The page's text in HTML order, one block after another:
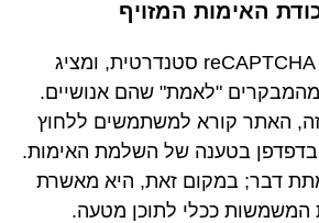
האימות המזויף
הדף מחקה בדיקת reCAPTCHA סטנדרטית, ומציג
"לאמת" שהם אנושיים.
האתר קורא למשתמשים ללחוץ
בטענה של השלמת האימות.
דבר; במקום זאת, היא מאשרת
ככלי לתוכן מטעה.